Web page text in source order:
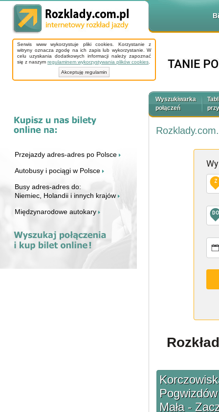
Serwis www wykorzystuje pliki cookies. Korzystanie z
witryny oznacza zgodę na ich zapis lub wykorzystanie. W
celu uzyskania dodatkowych informacji należy zapoznać
się z naszym regulaminem wykorzystywania plików cookies
Akceptuję regulamin
Przejazdy adres-adres po Polsce
Autobusy i pociągi w Polsce
Busy adres-adres do:
Niemiec, Holandii i innych krajów
Międzynarodowe autokary
Wyszukiwarka
połączeń
Z
DO
Mała -